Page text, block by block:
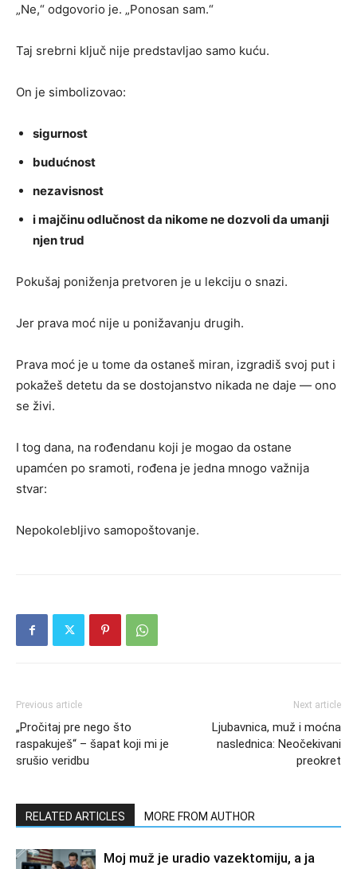
„Ne,“ odgovorio je. „Ponosan sam.“
Taj srebrni ključ nije predstavljao samo kuću.
On je simbolizovao:
sigurnost
budućnost
nezavisnost
i majčinu odlučnost da nikome ne dozvoli da umanji
njen trud
Pokušaj poniženja pretvoren je u lekciju o snazi.
Jer prava moć nije u ponižavanju drugih.
Prava moć je u tome da ostaneš miran, izgradiš svoj put i
pokažeš detetu da se dostojanstvo nikada ne daje — ono
se živi.
I tog dana, na rođendanu koji je mogao da ostane
upamćen po sramoti, rođena je jedna mnogo važnija
stvar:
Nepokolebljivo samopoštovanje.
Previous article
„Pročitaj pre nego što
raspakuješ“ – šapat koji mi je
srušio veridbu
Next article
Ljubavnica, muž i moćna
naslednica: Neočekivani
preokret
RELATED ARTICLES MORE FROM AUTHOR
Moj muž je uradio vazektomiju, a ja